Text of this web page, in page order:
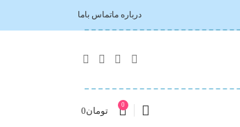
درباره ماتماس باما
0
تومان0